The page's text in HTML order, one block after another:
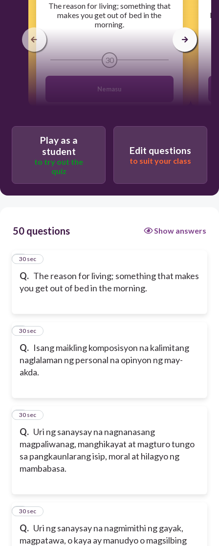
​The reason for living; something that
makes you get out of bed in the
morning.
30
Nemasu
Ikigai
Play as a
student
to try out the
quiz
Edit questions
to suit your class
50 questions Show answers
Q. The reason for living; something that makes
you get out of bed in the morning.
1
30 sec
Q. Isang maikling komposisyon na kalimitang
naglalaman ng personal na opinyon ng may-
akda.
2
30 sec
Q. Uri ng sanaysay na nagnanasang
magpaliwanag, manghikayat at magturo tungo
sa pangkaunlarang isip, moral at hilagyo ng
mambabasa.
3
30 sec
Q. Uri ng sanaysay na nagmimithi ng gayak,
magpatawa, o kaya ay manudyo o magsilbing
4
30 sec